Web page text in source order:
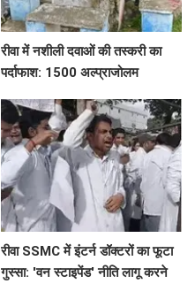
रीवा में नशीली दवाओं की तस्करी का
पर्दाफाश: 1500 अल्प्राजोलम
सप्लाई चेन
रीवा SSMC में इंटर्न डॉक्टरों का फूटा
गुस्सा: 'वन स्टाइपेंड' नीति लागू करने